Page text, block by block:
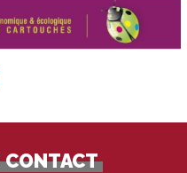
CONTACT